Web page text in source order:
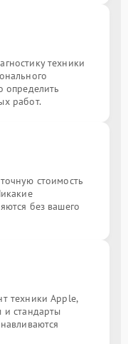
техники
определить
работ.
стоимость
без вашего
техники Apple,
и стандарты